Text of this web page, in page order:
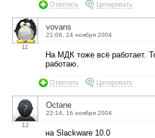
Ответить Цитировать
11
vovans
21:06, 14 ноября 2004
На МДК тоже всё работает.
работаю.
Ответить Цитировать
12
Octane
22:14, 16 ноября 2004
на Slackware 10.0